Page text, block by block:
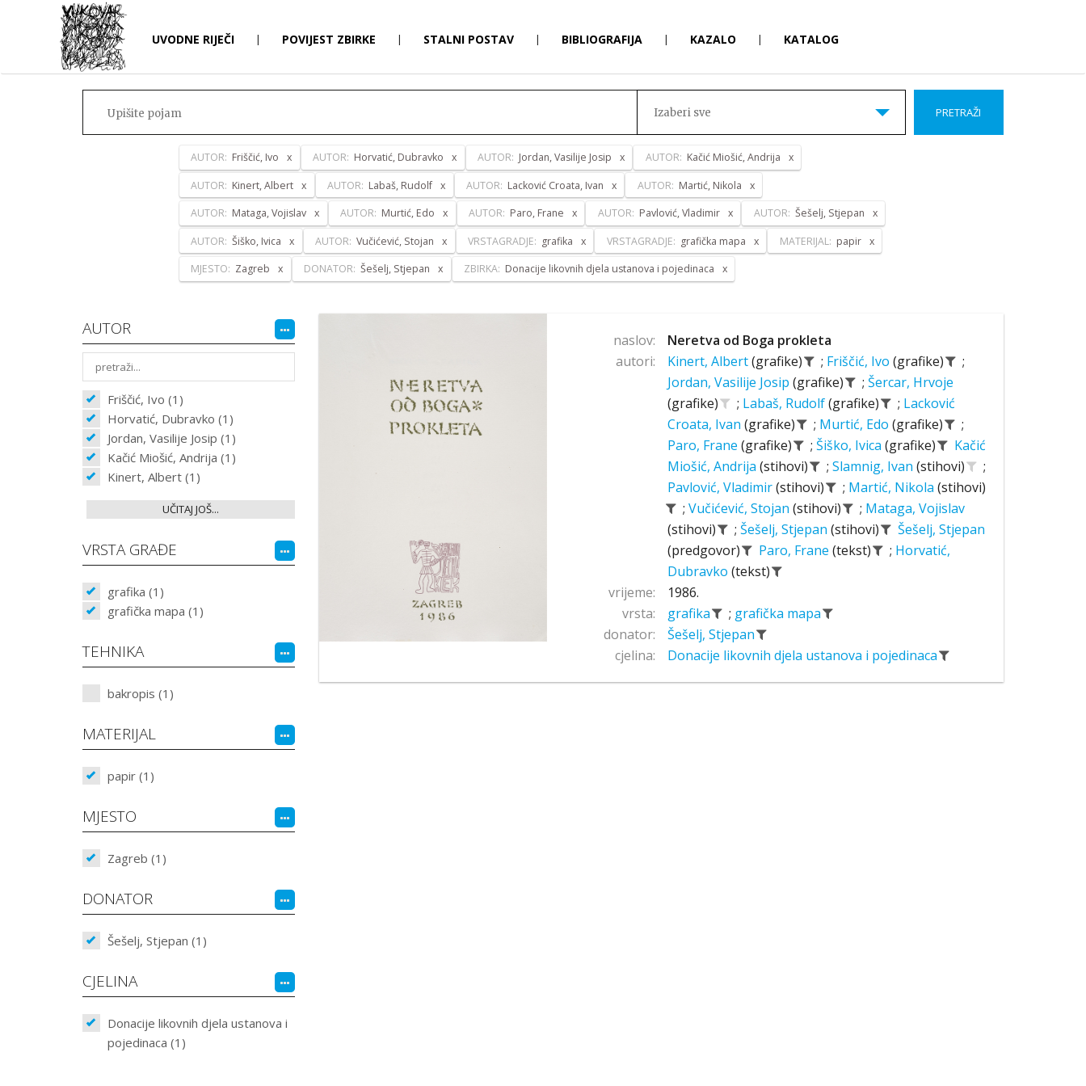
UVODNE RIJEČI | POVIJEST ZBIRKE | STALNI POSTAV | BIBLIOGRAFIJA | KAZALO | KATALOG
Izaberi sve PRETRAŽI
AUTOR: Friščić, Ivo AUTOR: Horvatić, Dubravko AUTOR: Jordan, Vasilije Josip AUTOR: Kačić Miošić, Andrija
AUTOR: Kinert, Albert AUTOR: Labaš, Rudolf AUTOR: Lacković Croata, Ivan AUTOR: Martić, Nikola
AUTOR: Mataga, Vojislav AUTOR: Murtić, Edo AUTOR: Paro, Frane AUTOR: Pavlović, Vladimir AUTOR: Šešelj, Stjepan
AUTOR: Šiško, Ivica AUTOR: Vučićević, Stojan VRSTAGRADJE: grafika VRSTAGRADJE: grafička mapa MATERIJAL: papir
MJESTO: Zagreb DONATOR: Šešelj, Stjepan ZBIRKA: Donacije likovnih djela ustanova i pojedinaca
AUTOR
Friščić, Ivo (1)
Horvatić, Dubravko (1)
Jordan, Vasilije Josip (1)
Kačić Miošić, Andrija (1)
Kinert, Albert (1)
UČITAJ JOŠ...
VRSTA GRAĐE
grafika (1)
grafička mapa (1)
TEHNIKA
bakropis (1)
MATERIJAL
papir (1)
MJESTO
Zagreb (1)
DONATOR
Šešelj, Stjepan (1)
CJELINA
Donacije likovnih djela ustanova i
pojedinaca (1)
naslov:
Neretva od Boga prokleta
autori:
Kinert, Albert(grafike) ; Friščić, Ivo (grafike)
;
Jordan, Vasilije Josip (grafike) ; Šercar, Hrvoje
(grafike)
; Labaš, Rudolf(grafike) ; Lacković
Croata, Ivan (grafike) ; Murtić, Edo (grafike)
;
Paro, Frane (grafike) ; Šiško, Ivica (grafike)
Kačić
Miošić, Andrija (stihovi) ; Slamnig, Ivan (stihovi)
;
Pavlović, Vladimir(stihovi) ; Martić, Nikola (stihovi)
; Vučićević, Stojan (stihovi) ; Mataga, Vojislav
(stihovi)
; Šešelj, Stjepan (stihovi)
Šešelj, Stjepan
(predgovor)
Paro, Frane (tekst) ; Horvatić,
Dubravko (tekst)
vrijeme:
1986.
vrsta:
grafika ; grafička mapa
donator:
Šešelj, Stjepan
cjelina:
Donacije likovnih djela ustanova i pojedinaca